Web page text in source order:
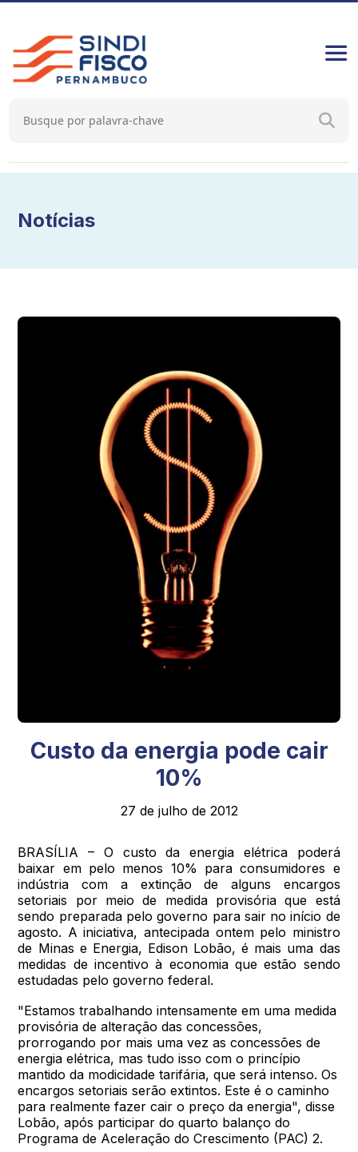
Notícias
Custo da energia pode cair
10%
27 de julho de 2012
BRASÍLIA – O custo da energia elétrica poderá
baixar em pelo menos 10% para consumidores e
indústria com a extinção de alguns encargos
setoriais por meio de medida provisória que está
sendo preparada pelo governo para sair no início de
agosto. A iniciativa, antecipada ontem pelo ministro
de Minas e Energia, Edison Lobão, é mais uma das
medidas de incentivo à economia que estão sendo
estudadas pelo governo federal.
"Estamos trabalhando intensamente em uma medida
provisória de alteração das concessões,
prorrogando por mais uma vez as concessões de
energia elétrica, mas tudo isso com o princípio
mantido da modicidade tarifária, que será intenso. Os
encargos setoriais serão extintos. Este é o caminho
para realmente fazer cair o preço da energia", disse
Lobão, após participar do quarto balanço do
Programa de Aceleração do Crescimento (PAC) 2.